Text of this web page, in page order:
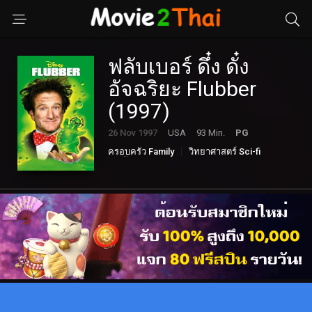
ฟลับเบอร์ ดึ๋ง ดั๋ง
อัจฉริยะ Flubber
(1997)
26 Nov 1997 USA 93 Min.
PG
ครอบครัว Family
วิทยาศาสตร์ Sci-fi